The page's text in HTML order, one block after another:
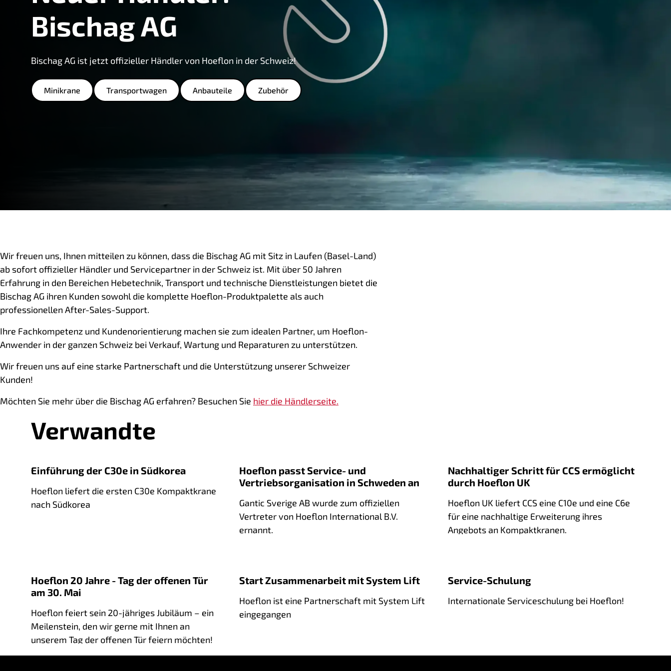
Bischag AG
Bischag AG ist jetzt offizieller Händler von Hoeflon in der Schweiz!
Minikrane Transportwagen Anbauteile Zubehör
Wir freuen uns, Ihnen mitteilen zu können, dass die Bischag AG mit Sitz in Laufen (Basel-Land)
ab sofort offizieller Händler und Servicepartner in der Schweiz ist. Mit über 50 Jahren
Erfahrung in den Bereichen Hebetechnik, Transport und technische Dienstleistungen bietet die
Bischag AG ihren Kunden sowohl die komplette Hoeflon-Produktpalette als auch
professionellen After-Sales-Support.
Ihre Fachkompetenz und Kundenorientierung machen sie zum idealen Partner, um Hoeflon-
Anwender in der ganzen Schweiz bei Verkauf, Wartung und Reparaturen zu unterstützen.
Wir freuen uns auf eine starke Partnerschaft und die Unterstützung unserer Schweizer
Kunden!
Möchten Sie mehr über die Bischag AG erfahren? Besuchen Sie hier die Händlerseite.
Verwandte
Einführung der C30e in Südkorea
Hoeflon liefert die ersten C30e Kompaktkrane
nach Südkorea
Hoeflon passt Service- und
Vertriebsorganisation in Schweden an
Gantic Sverige AB wurde zum offiziellen
Vertreter von Hoeflon International B.V.
ernannt.
Nachhaltiger Schritt für CCS ermöglicht
durch Hoeflon UK
Hoeflon UK liefert CCS eine C10e und eine C6e
für eine nachhaltige Erweiterung ihres
Angebots an Kompaktkranen.
Hoeflon 20 Jahre - Tag der offenen Tür
am 30. Mai
Hoeflon feiert sein 20-jähriges Jubiläum – ein
Meilenstein, den wir gerne mit Ihnen an
unserem Tag der offenen Tür feiern möchten!
Start Zusammenarbeit mit System Lift
Hoeflon ist eine Partnerschaft mit System Lift
eingegangen
Service-Schulung
Internationale Serviceschulung bei Hoeflon!